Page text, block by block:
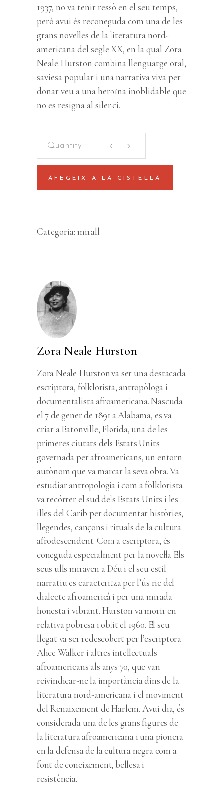
1937, no va tenir ressò en el seu temps,
però avui és reconeguda com una de les
grans novel·les de la literatura nord-
americana del segle XX, en la qual Zora
Neale Hurston combina llenguatge oral,
saviesa popular i una narrativa viva per
donar veu a una heroïna inoblidable que
no es resigna al silenci.
ulls
miraven
AFEGEIX A LA CISTELLA
Categoria: mirall
Zora Neale Hurston
Zora Neale Hurston va ser una destacada
escriptora, folklorista, antropòloga i
documentalista afroamericana. Nascuda
el 7 de gener de 1891 a Alabama, es va
criar a Eatonville, Florida, una de les
primeres ciutats dels Estats Units
governada per afroamericans, un entorn
autònom que va marcar la seva obra. Va
estudiar antropologia i com a folklorista
va recórrer el sud dels Estats Units i les
illes del Carib per documentar històries,
llegendes, cançons i rituals de la cultura
afrodescendent. Com a escriptora, és
coneguda especialment per la novel·la Els
seus ulls miraven a Déu i el seu estil
narratiu es caracteritza per l’ús ric del
dialecte afroamericà i per una mirada
honesta i vibrant. Hurston va morir en
relativa pobresa i oblit el 1960. El seu
llegat va ser redescobert per l’escriptora
Alice Walker i altres intel·lectuals
afroamericans als anys 70, que van
reivindicar-ne la importància dins de la
literatura nord-americana i el moviment
del Renaixement de Harlem. Avui dia, és
considerada una de les grans figures de
la literatura afroamericana i una pionera
en la defensa de la cultura negra com a
font de coneixement, bellesa i
resistència.